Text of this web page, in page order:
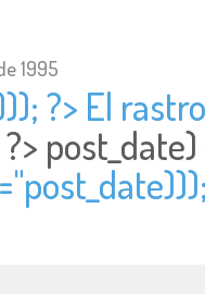
1995
?> El
post_date)